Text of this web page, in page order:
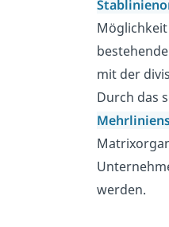
mit der
Durch das
werden.